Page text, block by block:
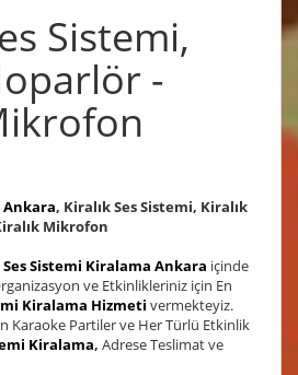
Sistemi,
-
Ankara, Kiralık Ses Sistemi, Kiralık
Mikrofon
Ses Sistemi Kiralama Ankara içinde
ve Etkinlikleriniz için En
Kiralama Hizmeti vermekteyiz.
Karaoke Partiler ve Her Türlü Etkinlik
Kiralama, Adrese Teslimat ve